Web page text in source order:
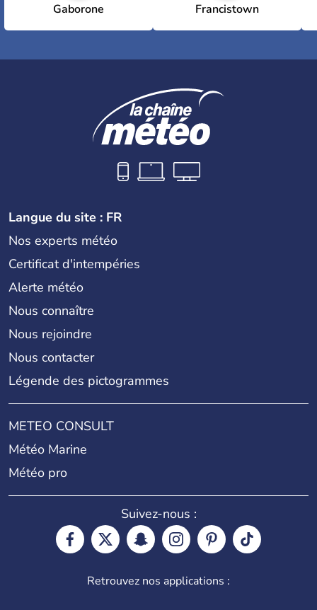
Gaborone Francistown
Langue du site : FR
Nos experts météo
Certificat d'intempéries
Alerte météo
Nous connaître
Nous rejoindre
Nous contacter
Légende des pictogrammes
METEO CONSULT
Météo Marine
Météo pro
Suivez-nous :
Retrouvez nos applications :